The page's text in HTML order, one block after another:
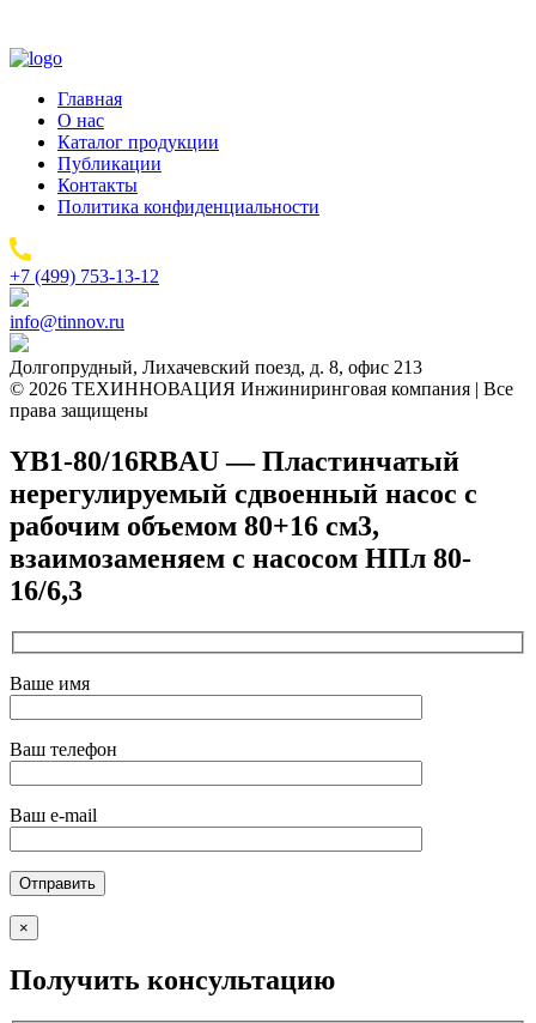
Главная
О нас
Каталог продукции
Публикации
Контакты
Политика конфиденциальности
+7 (499) 753-13-12
info@tinnov.ru
Долгопрудный, Лихачевский поезд, д. 8, офис 213
© 2026 ТЕХИННОВАЦИЯ Инжиниринговая компания | Все
права защищены
YB1-80/16RBAU — Пластинчатый
нерегулируемый сдвоенный насос с
рабочим объемом 80+16 см3,
взаимозаменяем с насосом НПл 80-
16/6,3
Ваше имя
Ваш телефон
Ваш e-mail
×
Получить консультацию